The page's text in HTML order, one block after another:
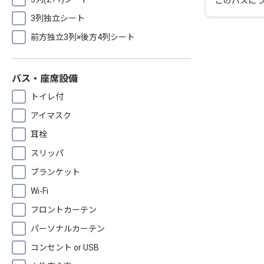
3列独立シート
前方独立3列×後方4列シート
バス・座席設備
トイレ付
アイマスク
耳栓
スリッパ
ブランケット
Wi-Fi
フロントカーテン
パーソナルカーテン
コンセント or USB